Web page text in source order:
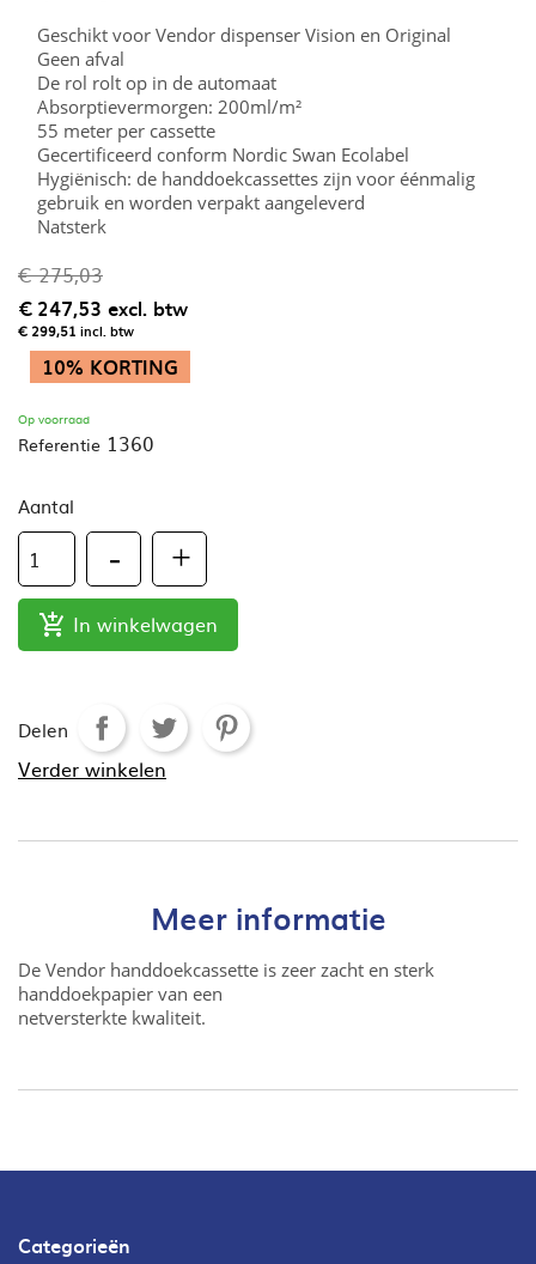
Geschikt voor Vendor dispenser Vision en Original
Geen afval
De rol rolt op in de automaat
Absorptievermorgen: 200ml/m²
55 meter per cassette
Gecertificeerd conform Nordic Swan Ecolabel
Hygiënisch: de handdoekcassettes zijn voor éénmalig
gebruik en worden verpakt aangeleverd
Natsterk
€ 275,03
€ 247,53 excl. btw
€ 299,51 incl. btw
10% KORTING
Op voorraad
Referentie 1360
Aantal
 In winkelwagen
Delen
Verder winkelen
Meer informatie
De Vendor handdoekcassette is zeer zacht en sterk
handdoekpapier van een
netversterkte kwaliteit.
Categorieën